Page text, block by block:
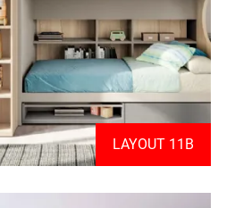
LAYOUT 11B